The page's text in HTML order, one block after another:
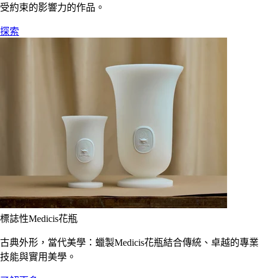
受約束的影響力的作品。
探索
標誌性Medicis花瓶
古典外形，當代美學：蠟製Medicis花瓶結合傳統、卓越的專業
技能與實用美學。